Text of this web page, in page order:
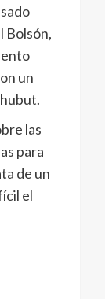
Bolsón,
un
las
para
de un
el